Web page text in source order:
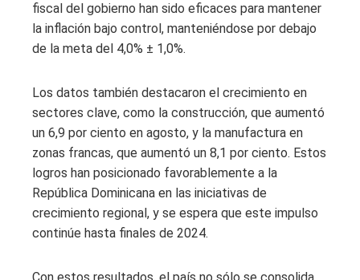
fiscal del gobierno han sido eficaces para mantener
la inflación bajo control, manteniéndose por debajo
de la meta del 4,0% ± 1,0%.
Los datos también destacaron el crecimiento en
sectores clave, como la construcción, que aumentó
un 6,9 por ciento en agosto, y la manufactura en
zonas francas, que aumentó un 8,1 por ciento. Estos
logros han posicionado favorablemente a la
República Dominicana en las iniciativas de
crecimiento regional, y se espera que este impulso
continúe hasta finales de 2024.